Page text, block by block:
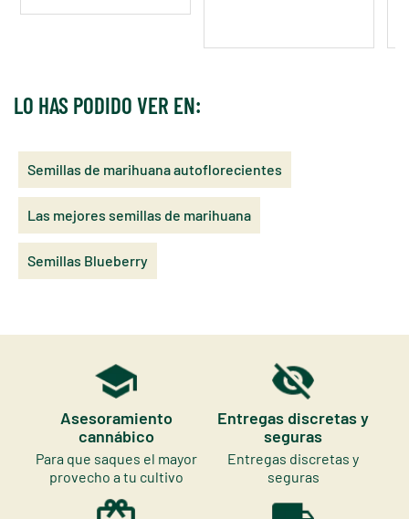
LO HAS PODIDO VER EN:
Semillas de marihuana autoflorecientes
Las mejores semillas de marihuana
Semillas Blueberry
Asesoramiento
cannábico
Para que saques el mayor
provecho a tu cultivo
Entregas discretas y
seguras
Entregas discretas y
seguras